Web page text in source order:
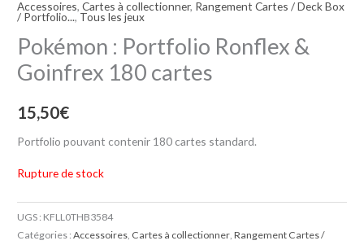
Accessoires,Cartes à collectionner, Rangement Cartes / Deck Box
/ Portfolio...,Tous les jeux
Pokémon : Portfolio Ronflex &
Goinfrex 180 cartes
15,50€
Portfolio pouvant contenir 180 cartes standard.
Rupture de stock
UGS : KFLL0THB3584
Catégories :Accessoires Cartes à collectionner ,Rangement Cartes /